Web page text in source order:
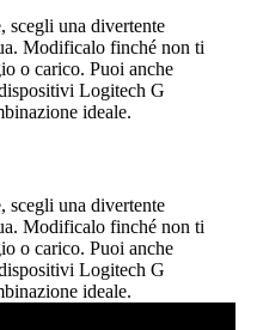
scegli una divertente
Modificalo finché non ti
o carico. Puoi anche
Logitech G
ideale.
scegli una divertente
Modificalo finché non ti
o carico. Puoi anche
Logitech G
ideale.